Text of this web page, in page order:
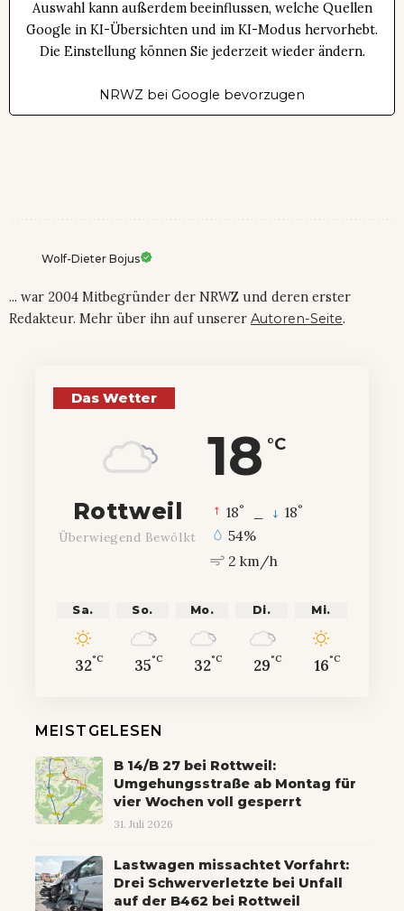
Auswahl kann außerdem beeinflussen, welche Quellen
Google in KI-Übersichten und im KI-Modus hervorhebt.
Die Einstellung können Sie jederzeit wieder ändern.
NRWZ bei Google bevorzugen
Wolf-Dieter Bojus
... war 2004 Mitbegründer der NRWZ und deren erster
Redakteur. Mehr über ihn auf unserer Autoren-Seite.
Das Wetter
18 °C
Rottweil
Überwiegend Bewölkt
18° 18°
54%
2 km/h
Sa.
32°C
So.
35°C
Mo.
32°C
Di.
29°C
Mi.
16°C
MEISTGELESEN
B 14/B 27 bei Rottweil:
Umgehungsstraße ab Montag für
vier Wochen voll gesperrt
31. Juli 2026
Lastwagen missachtet Vorfahrt:
Drei Schwerverletzte bei Unfall
auf der B462 bei Rottweil